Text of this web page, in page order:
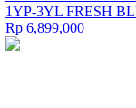
1YP-3YL FRESH
Rp 6,899,000